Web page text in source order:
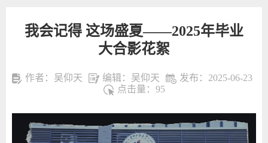
我会记得 这场盛夏——2025年毕业
大合影花絮
作者：吴仰天 编辑：吴仰天
发布：2025-06-23
点击量： 95